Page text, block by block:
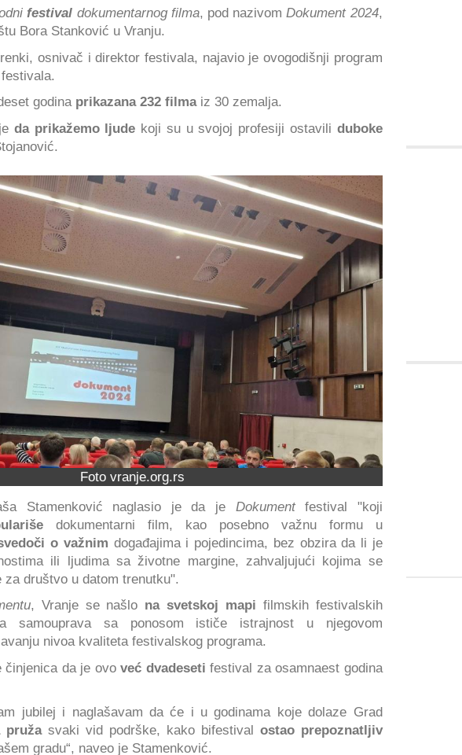
festival dokumentarnog filma, pod nazivomDokument 2024,
Bora Stanković u Vranju.
osnivač i direktor festivala, najavio je ovogodišnji program
godina prikazana 232 filmaiz 30 zemalja.
da prikažemo ljude koji su u svojoj profesiji ostavili duboke
Foto vranje.org.rs
Stamenković naglasio je da jeDokumentfestival "koji
dokumentarni film, kao posebno važnu formu u
o važnim događajima i pojedincima, bez obzira da li je
ili ljudima sa životne margine, zahvaljujući kojima se
za društvo u datom trenutku".
, Vranje se našlo na svetskoj mapi filmskih festivalskih
samouprava sa ponosom ističe istrajnost u njegovom
nivoa kvaliteta festivalskog programa.
činjenica da je ovoveć dvadesetifestival za osamnaest godina
jubilej i naglašavam da će i u godinama koje dolaze Grad
pruža svaki vid podrške, kako bifestival ostao prepoznatljiv
gradu“, naveo je Stamenković.